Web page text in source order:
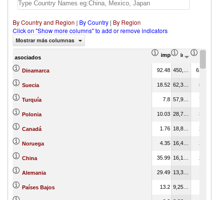
By Country and Region | By Country | By Region
Click on "Show more columns" to add or remove indicators
Mostrar más columnas
asociados importaciónimportación
Dinamarca 92.48 61.40
Suecia 18.52 8.50
Turquía 7.8 7.90
Polonia 10.03 3.92
Canadá 1.76 2.57
Noruega 4.35 2.24
China 35.99 2.20
Alemania 29.49
Países Bajos 13.2